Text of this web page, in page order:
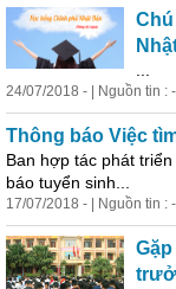
24/07/2018 - | Nguồn tin :
Thông báo Việc
Ban hợp tác phát
báo tuyển sinh...
17/07/2018 - | Nguồn tin :